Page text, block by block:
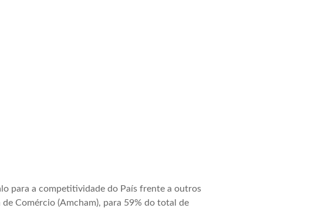
para a competitividade do País frente a outros
Comércio (Amcham), para 59% do total de